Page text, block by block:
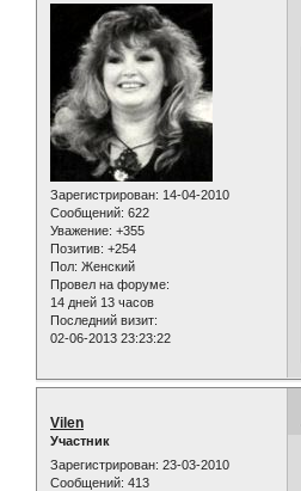
Зарегистрирован: 14-04-2010
Сообщений: 622
Уважение: +355
Позитив: +254
Пол: Женский
Провел на форуме:
14 дней 13 часов
Последний визит:
02-06-2013 23:23:22
Vilen
Участник
Зарегистрирован: 23-03-2010
Сообщений: 413